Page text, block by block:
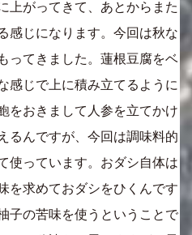
上がってきて、あとからまた
感じになります。今回は秋な
ってきました。蓮根豆腐をベ
感じで上に積み立てるように
をおきまして人参を立てかけ
るんですが、今回は調味料的
使っています。おダシ自体は
を求めておダシをひくんです
子の苦味を使うということで